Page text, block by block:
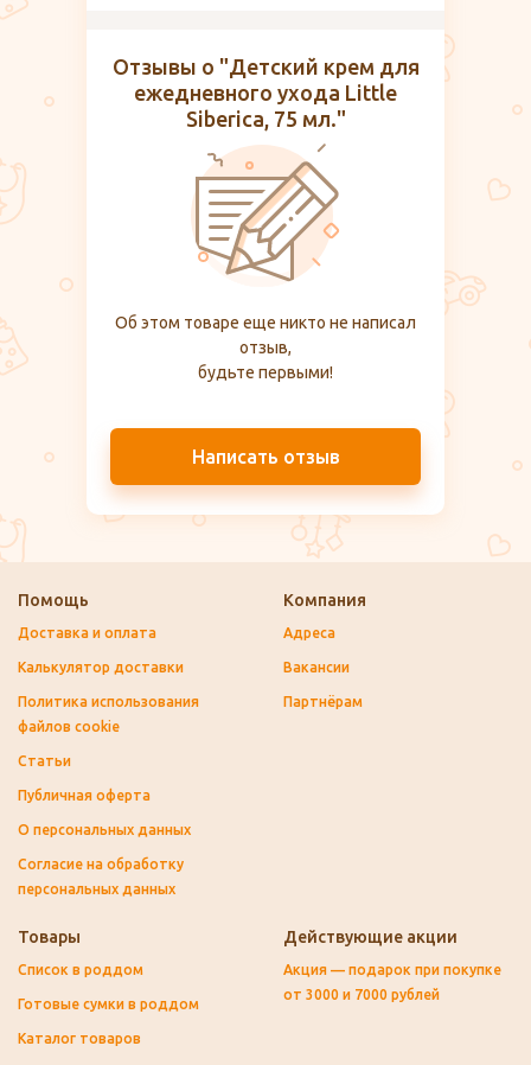
Отзывы о "Детский крем для
ежедневного ухода Little
Siberica, 75 мл."
Об этом товаре еще никто не написал
отзыв,
будьте первыми!
Написать отзыв
Помощь
Доставка и оплата
Калькулятор доставки
Политика использования
файлов cookie
Статьи
Публичная оферта
О персональных данных
Согласие на обработку
персональных данных
Компания
Адреса
Вакансии
Партнёрам
Товары
Список в роддом
Готовые сумки в роддом
Каталог товаров
Действующие акции
Акция — подарок при покупке
от 3000 и 7000 рублей